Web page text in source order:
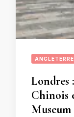
ANGLETERRE
Londres
Chinois
Museum